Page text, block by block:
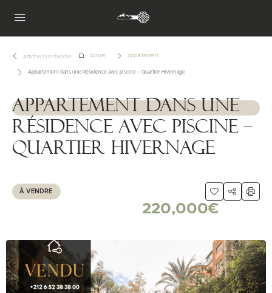
Afficher la recherche Accueil Appartement
Appartement dans une Résidence avec piscine – Quartier Hivernage
1111111
Appartement dans une
Résidence avec piscine –
Quartier Hivernage
À VENDRE
220,000€